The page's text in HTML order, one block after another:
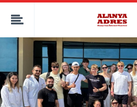
kaçak bahis
deneme bonusu
canlı bahis siteleri
deneme bonusu veren siteler
bahis siteleri
porno izle